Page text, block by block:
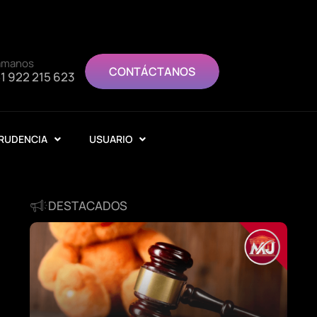
922 215 623 CONTÁCTANOS
USUARIO
DESTACADOS